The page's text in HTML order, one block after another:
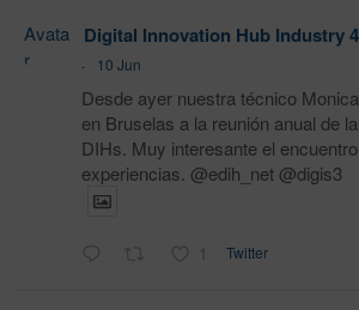
Avata
r
Digital Innovation Hub Industry
·
10 Jun
Desde ayer nuestra técnico
en Bruselas a la reunión anual de
DIHs. Muy interesante el
experiencias. @edih_net @digis3
1 Twitter